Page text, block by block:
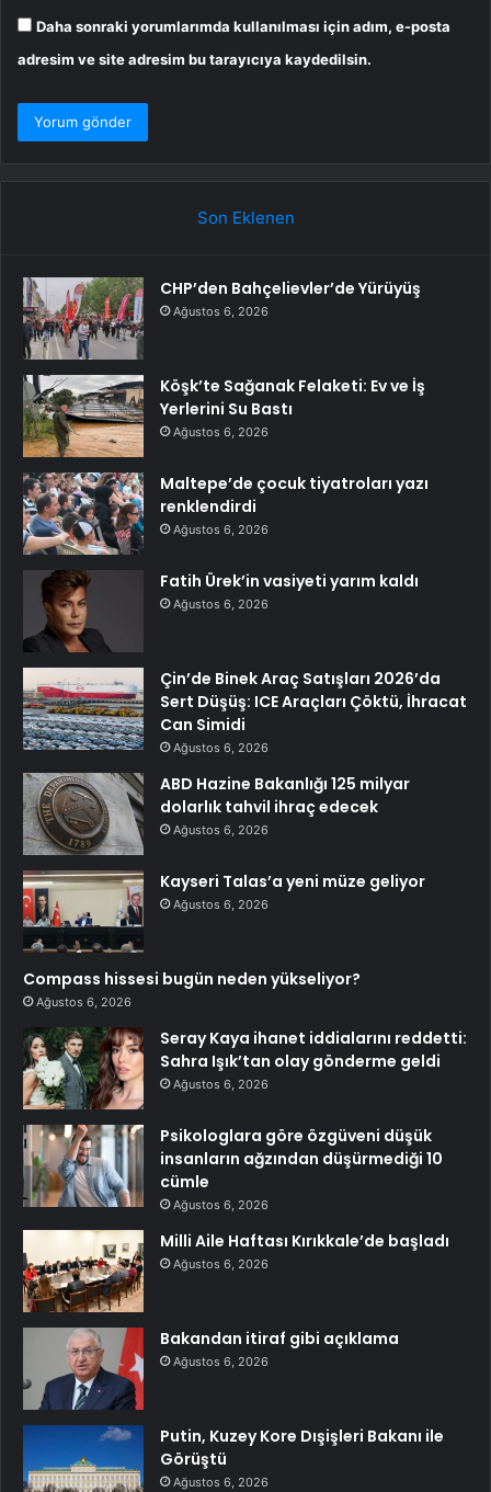
Daha sonraki yorumlarımda kullanılması için adım, e-posta
adresim ve site adresim bu tarayıcıya kaydedilsin.
Son Eklenen
CHP’den Bahçelievler’de Yürüyüş
Ağustos 6, 2026
Köşk’te Sağanak Felaketi: Ev ve İş
Yerlerini Su Bastı
Ağustos 6, 2026
Maltepe’de çocuk tiyatroları yazı
renklendirdi
Ağustos 6, 2026
Fatih Ürek’in vasiyeti yarım kaldı
Ağustos 6, 2026
Çin’de Binek Araç Satışları 2026’da
Sert Düşüş: ICE Araçları Çöktü, İhracat
Can Simidi
Ağustos 6, 2026
ABD Hazine Bakanlığı 125 milyar
dolarlık tahvil ihraç edecek
Ağustos 6, 2026
Kayseri Talas’a yeni müze geliyor
Ağustos 6, 2026
Compass hissesi bugün neden yükseliyor?
Ağustos 6, 2026
Seray Kaya ihanet iddialarını reddetti:
Sahra Işık’tan olay gönderme geldi
Ağustos 6, 2026
Psikologlara göre özgüveni düşük
insanların ağzından düşürmediği 10
cümle
Ağustos 6, 2026
Milli Aile Haftası Kırıkkale’de başladı
Ağustos 6, 2026
Bakandan itiraf gibi açıklama
Ağustos 6, 2026
Putin, Kuzey Kore Dışişleri Bakanı ile
Görüştü
Ağustos 6, 2026